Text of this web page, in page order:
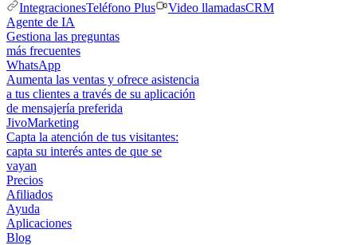
IntegracionesTeléfono Plus Video llamadasCRM
Agente de IA
Gestiona las preguntas
más frecuentes
WhatsApp
Aumenta las ventas y ofrece asistencia
a tus clientes a través de su aplicación
de mensajería preferida
JivoMarketing
Capta la atención de tus visitantes:
capta su interés antes de que se
vayan
Precios
Afiliados
Ayuda
Aplicaciones
Blog